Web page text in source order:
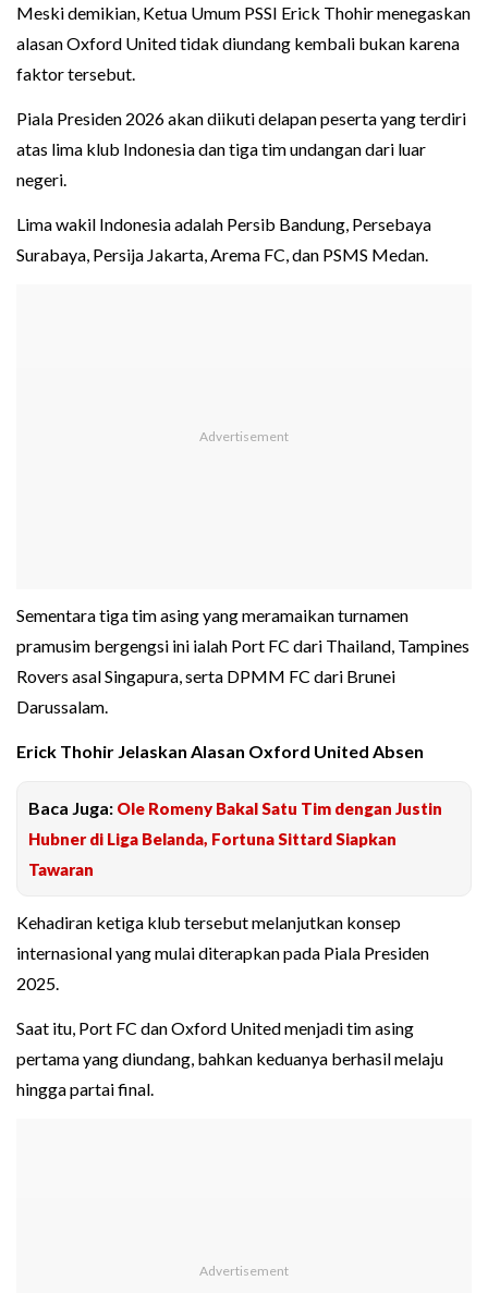
Meski demikian, Ketua Umum PSSI Erick Thohir menegaskan
alasan Oxford United tidak diundang kembali bukan karena
faktor tersebut.
Piala Presiden 2026 akan diikuti delapan peserta yang terdiri
atas lima klub Indonesia dan tiga tim undangan dari luar
negeri.
Lima wakil Indonesia adalah Persib Bandung, Persebaya
Surabaya, Persija Jakarta, Arema FC, dan PSMS Medan.
Sementara tiga tim asing yang meramaikan turnamen
pramusim bergengsi ini ialah Port FC dari Thailand, Tampines
Rovers asal Singapura, serta DPMM FC dari Brunei
Darussalam.
Erick Thohir Jelaskan Alasan Oxford United Absen
Baca Juga: Ole Romeny Bakal Satu Tim dengan Justin
Hubner di Liga Belanda, Fortuna Sittard Siapkan
Tawaran
Kehadiran ketiga klub tersebut melanjutkan konsep
internasional yang mulai diterapkan pada Piala Presiden
2025.
Saat itu, Port FC dan Oxford United menjadi tim asing
pertama yang diundang, bahkan keduanya berhasil melaju
hingga partai final.